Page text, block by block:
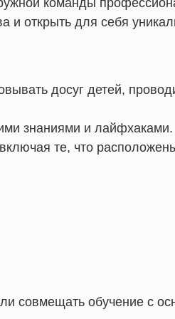
команды
и открыть для себя
досуг детей,
знаниями и лайфхаками.
те, что
совмещать обучение с